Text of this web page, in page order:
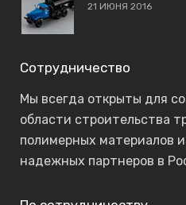
21 ИЮНЯ 2016
Сотрудничество
Мы всегда открыты для
области строительства
полимерных материалов
надежных партнеров в